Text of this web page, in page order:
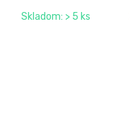
Skladom: > 5 ks